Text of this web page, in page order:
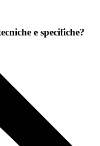
e specifiche?